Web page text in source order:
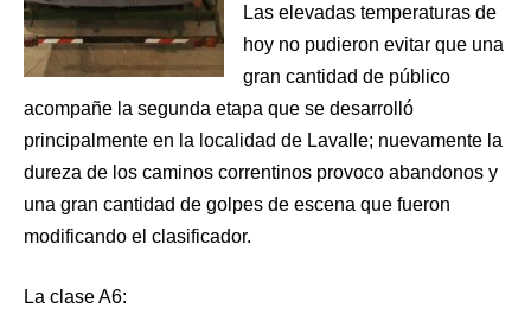
Las elevadas temperaturas de
hoy no pudieron evitar que una
gran cantidad de público
acompañe la segunda etapa que se desarrolló
principalmente en la localidad de Lavalle; nuevamente la
dureza de los caminos correntinos provoco abandonos y
una gran cantidad de golpes de escena que fueron
modificando el clasificador.
La clase A6: